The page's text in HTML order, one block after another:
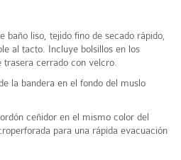
baño liso, tejido fino de secado rápido,
al tacto. Incluye bolsillos en los
cerrado con velcro.
la bandera en el fondo del muslo
ceñidor en el mismo color del
para una rápida evacuación